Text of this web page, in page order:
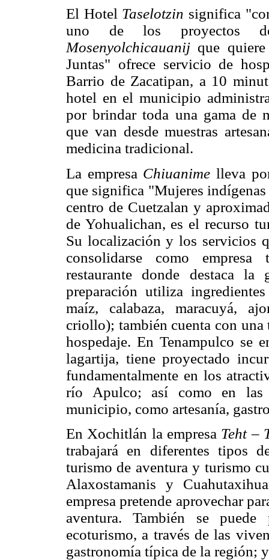
El Hotel Taselotzin significa
uno de los proyectos
Mosenyolchicauanij que
Juntas" ofrece servicio de
Barrio de Zacatipan, a 10
hotel en el municipio
por brindar toda una gama de
que van desde muestras
medicina tradicional.
La empresa Chiuanime lleva
que significa "Mujeres
centro de Cuetzalan y
de Yohualichan, es el recurso
Su localización y los servicios
consolidarse como
restaurante donde destaca
preparación utiliza
maíz, calabaza, maracuyá,
criollo); también cuenta con una
hospedaje. En Tenampulco se
lagartija, tiene proyectado
fundamentalmente en los
río Apulco; así como en las
municipio, como artesanía,
En Xochitlán la empresa Teht –
trabajará en diferentes tipos
turismo de aventura y turismo
Alaxostamanis y
empresa pretende aprovechar
aventura. También se
ecoturismo, a través de las
gastronomía típica de la región;